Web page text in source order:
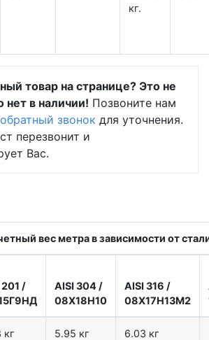
кг.
товар на странице? Это не
нет в наличии! Позвоните нам
звонок для уточнения.
перезвонит и
Вас.
вес метра в зависимости от
/
AISI 304 /
08Х18Н10
AISI 316 /
08Х17Н13М2
кг 5.95 кг 6.03 кг